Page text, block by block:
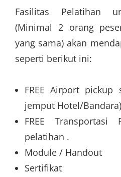
Fasilitas Pelatihan
(Minimal 2 orang
yang sama) akan
seperti berikut ini:
FREE Airport pickup
jemput Hotel/Bandara)
FREE
pelatihan .
Module / Handout
Sertifikat